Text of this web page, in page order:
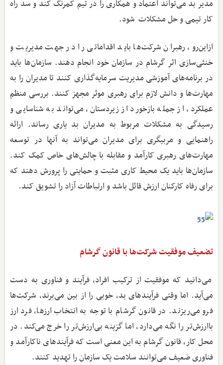
مدیر بد می‌تواند اعتماد و همکاری را در تیم کمرنگ کند و سد راه
کار تیمی و حل مشکلات شود.
ازاین‌رو، رهبران شرکت‌ها باید اقداماتی را در جهت مدیریت و
خنثی‌سازی اثر گرشام در سازمان خود انجام دهند. سازمان‌ها باید
در برنامه‌های آموزشی مدیریت سرمایه‌گذاری کنند تا مدیران را به
مهارت‌ها و دانش لازم برای رهبری موثر مجهز کنند. بررسی منظم
عملکرد، از جمله بازخورد از زیردستان، می‌تواند به شناسایی و
رسیدگی به مشکلات مربوط به مدیران بد یاری رساند. ارائه
راهنمایی و مربیگری برای مدیران می‌تواند به آنها در توسعه
مهارت‌های رهبری کارآمد و مقابله با چالش‌های خاص کمک کند.
سازمان‌ها باید یک محیط کاری مثبت و حمایتی را پرورش دهند که
برای رفاه کارکنان ارزش قائل باشد و ارتباطات آزاد را تشویق کند.
تضعیف موفقیت شرکت‌ها با قانون گرشام
می‌دانید که موفقیت از ترکیب افراد، فرآیند و فناوری به دست
می‌آید. اما وقتی فرآیندهای بد، خوبی را از بین می‌برند، شرکت‌ها
فرو می‌ریزند. در قانون گرشام با توجه به انتخاب ارزها، فرد ارز
باارزش‌تر را نگه می‌دارد، اما گزینه بی‌ارزش‌تر را خرج می‌کند. در
محل کار، قانون گرشام به این معنی است که فرآیندهای ناکارآمد و
فناوری ضعیف می‌توانند سلامت یک سازمان را تهدید کنند.